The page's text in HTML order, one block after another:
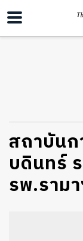
สถาบัน
บดินทร์
รพ.ราม